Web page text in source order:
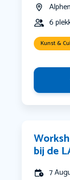
6
Kunst &
bij de
7